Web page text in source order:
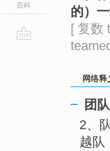
百科
的）
[ 复数
网络释
团队
2、
越队